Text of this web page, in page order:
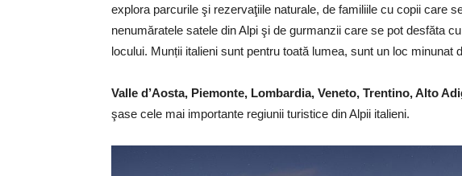
explora parcurile şi rezervaţiile naturale, de familiile cu copii care
nenumăratele satele din Alpi şi de gurmanzii care se pot desfăta
locului. Munții italieni sunt pentru toată lumea, sunt un loc minunat
Valle d’Aosta, Piemonte, Lombardia, Veneto, Trentino, Alto
şase cele mai importante regiunii turistice din Alpii italieni.